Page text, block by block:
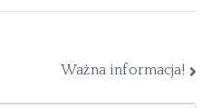
Ważna informacja!